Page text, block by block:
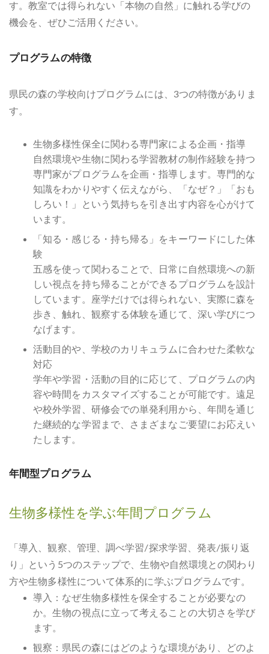
す。教室では得られない「本物の自然」に触れる学びの
機会を、ぜひご活用ください。
プログラムの特徴
県民の森の学校向けプログラムには、3つの特徴がありま
す。
生物多様性保全に関わる専門家による企画・指導
自然環境や生物に関わる学習教材の制作経験を持つ
専門家がプログラムを企画・指導します。専門的な
知識をわかりやすく伝えながら、「なぜ？」「おも
しろい！」という気持ちを引き出す内容を心がけて
います。
「知る・感じる・持ち帰る」をキーワードにした体
験
五感を使って関わることで、日常に自然環境への新
しい視点を持ち帰ることができるプログラムを設計
しています。座学だけでは得られない、実際に森を
歩き、触れ、観察する体験を通じて、深い学びにつ
なげます。
活動目的や、学校のカリキュラムに合わせた柔軟な
対応
学年や学習・活動の目的に応じて、プログラムの内
容や時間をカスタマイズすることが可能です。遠足
や校外学習、研修会での単発利用から、年間を通じ
た継続的な学習まで、さまざまなご要望にお応えい
たします。
年間型プログラム
生物多様性を学ぶ年間プログラム
「導入、観察、管理、調べ学習/探求学習、発表/振り返
り」という5つのステップで、生物や自然環境との関わり
方や生物多様性について体系的に学ぶプログラムです。
導入：なぜ生物多様性を保全することが必要なの
か。生物の視点に立って考えることの大切さを学び
ます。
観察：県民の森にはどのような環境があり、どのよ